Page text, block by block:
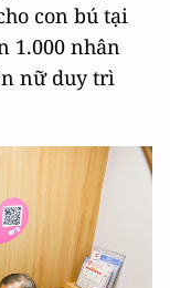
con bú tại
1.000 nhân
nữ duy trì